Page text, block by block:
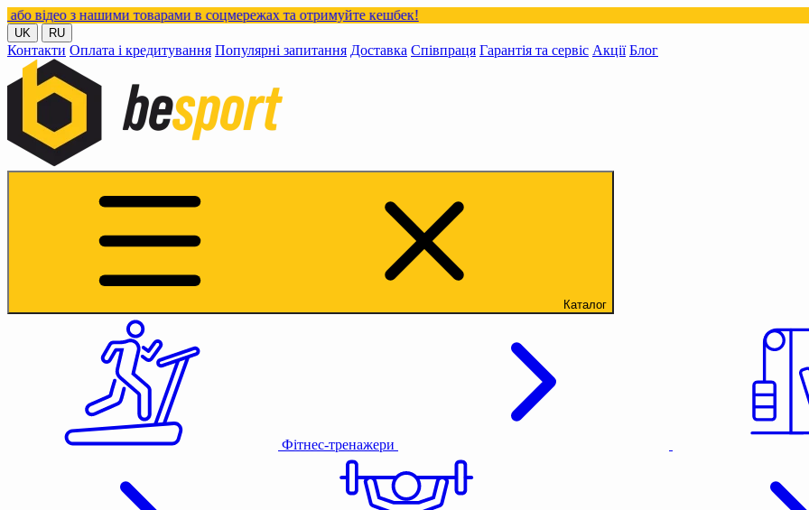
товарами в соцмережах та отримуйте кешбек!
UK RU
Контакти Оплата і кредитування Популярні запитання Доставка Співпраця Гарантія та сервіс Акції Блог
Каталог
Фітнес-тренажери